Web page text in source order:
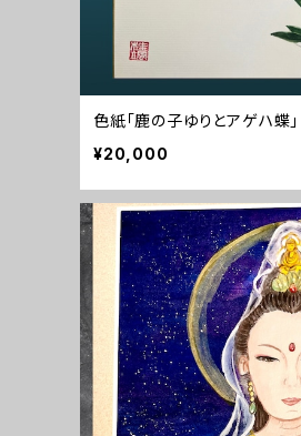
色紙「鹿の子ゆりとアゲハ蝶」
¥20,000